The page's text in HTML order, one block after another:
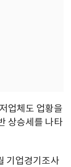
업체도 업황을
상승세를 나타
기업경기조사